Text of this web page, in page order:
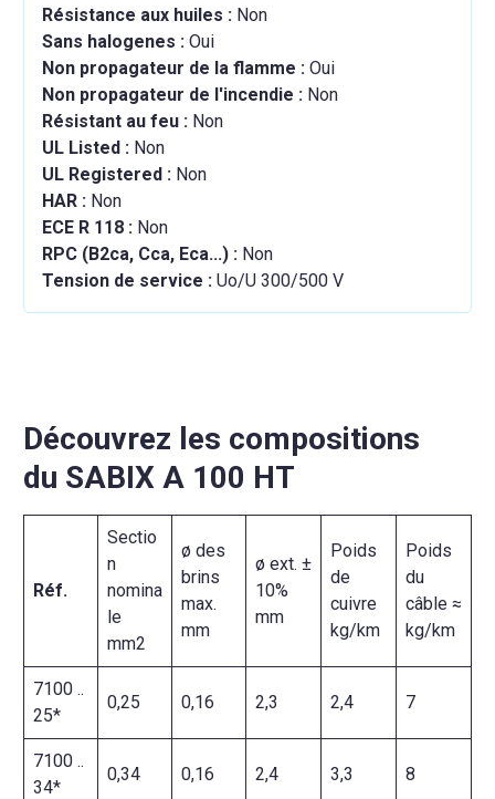
Résistance aux huiles : Non
Sans halogenes : Oui
Non propagateur de la flamme : Oui
Non propagateur de l'incendie : Non
Résistant au feu : Non
UL Listed : Non
UL Registered : Non
HAR : Non
ECE R 118 : Non
RPC (B2ca, Cca, Eca...) : Non
Tension de service : Uo/U 300/500 V
Découvrez les compositions
du SABIX A 100 HT
Réf.
Sectio
n
nomina
le
mm2
ø des
brins
max.
mm
ø ext. ±
10%
mm
Poids
de
cuivre
kg/km
Poids
du
câble ≈
kg/km
7100 ..
25*
0,25 0,16 2,3 2,4 7
7100 ..
34*
0,34 0,16 2,4 3,3 8